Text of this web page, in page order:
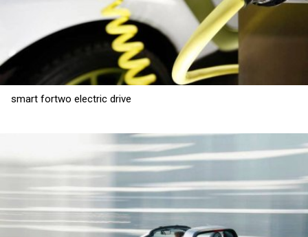
smart fortwo electric drive